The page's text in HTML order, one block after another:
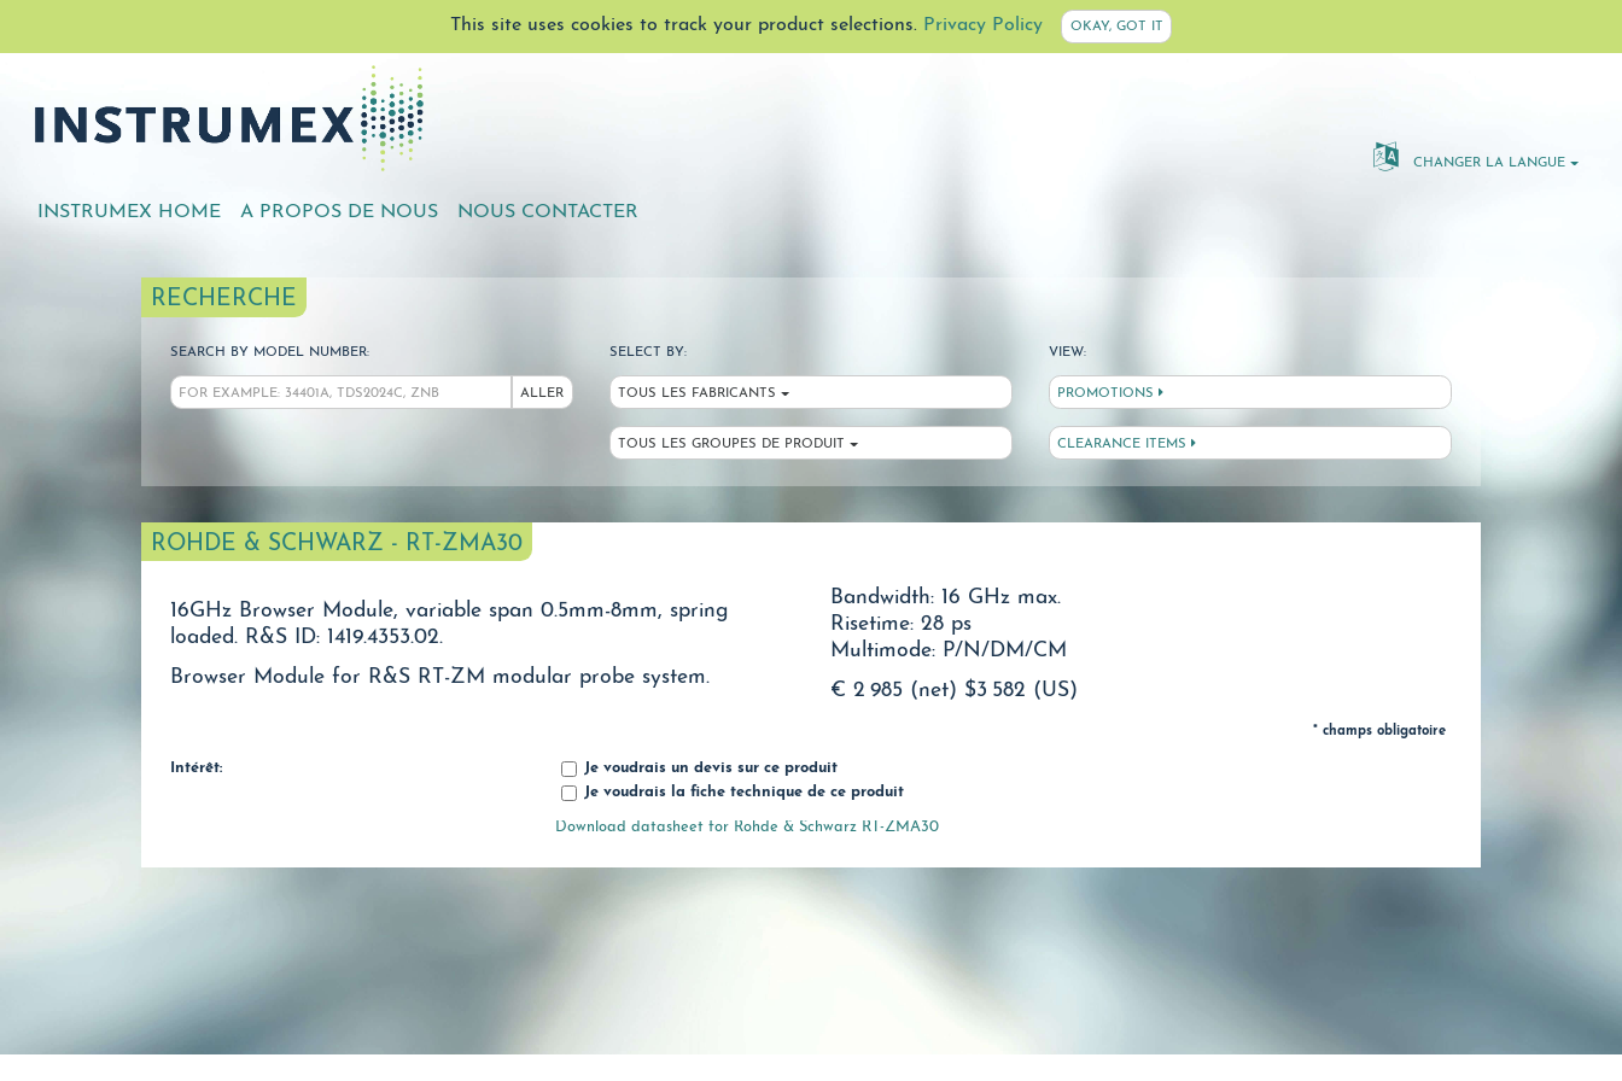
This site uses cookies to track your product selections. Privacy Policy OKAY, GOT IT
CHANGER LA LANGUE
INSTRUMEX HOME A PROPOS DE NOUS NOUS CONTACTER
RECHERCHE
SEARCH BY MODEL NUMBER:
ALLER
SELECT BY:
TOUS LES FABRICANTS
TOUS LES GROUPES DE PRODUIT
VIEW:
PROMOTIONS
CLEARANCE ITEMS
ROHDE & SCHWARZ - RT-ZMA30
16GHz Browser Module, variable span 0.5mm-8mm, spring
loaded. R&S ID: 1419.4353.02.
Browser Module for R&S RT-ZM modular probe system.
Bandwidth: 16 GHz max.
Risetime: 28 ps
Multimode: P/N/DM/CM
€ 2 985 (net) $3 582 (US)
* champs obligatoire
Intérêt:
Je voudrais un devis sur ce produit
Je voudrais la fiche technique de ce produit
Download datasheet for Rohde & Schwarz RT-ZMA30